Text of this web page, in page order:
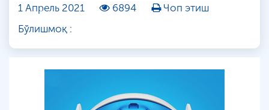
1 Апрель 2021
6894
Чоп этиш
Бўлишмоқ :